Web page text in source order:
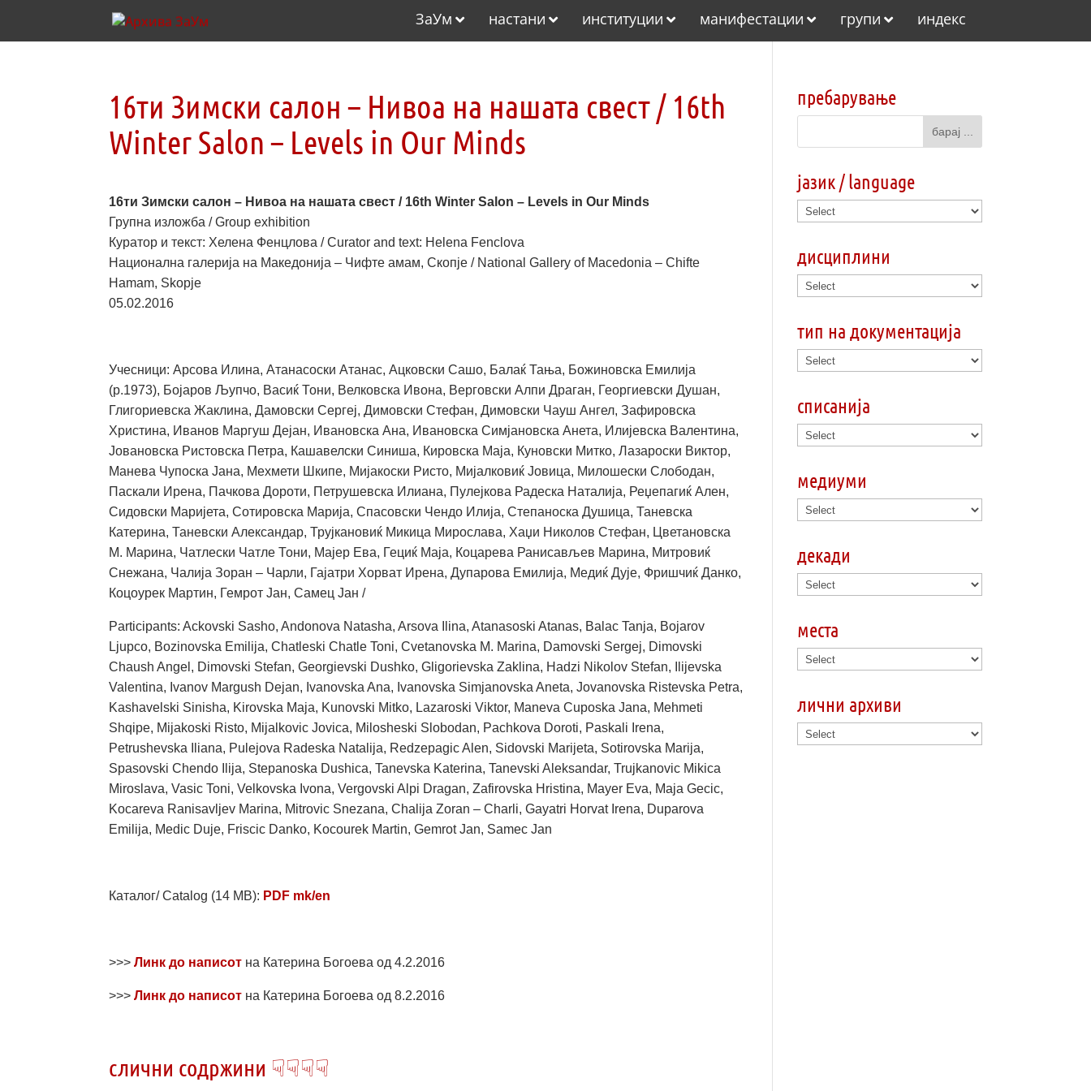
ЗаУм настани институции манифестации групи индекс
16ти Зимски салон – Нивоа на нашата свест / 16th
Winter Salon – Levels in Our Minds
16ти Зимски салон – Нивоа на нашата свест / 16th Winter Salon – Levels in Our Minds
Групна изложба / Group exhibition
Куратор и текст: Хелена Фенцлова / Curator and text: Helena Fenclova
Национална галерија на Македонија – Чифте амам, Скопје / National Gallery of Macedonia – Chifte
Нamam, Skopje
05.02.2016
Учесници: Арсова Илина, Атанасоски Атанас, Ацковски Сашо, Балаќ Тања, Божиновска Емилија
(р.1973), Бојаров Љупчо, Васиќ Тони, Велковска Ивона, Верговски Алпи Драган, Георгиевски Душан,
Глигориевска Жаклина, Дамовски Сергеј, Димовски Стефан, Димовски Чауш Ангел, Зафировска
Христина, Иванов Маргуш Дејан, Ивановска Ана, Ивановска Симјановска Анета, Илијевска Валентина,
Јовановска Ристовска Петра, Кашавелски Синиша, Кировска Маја, Куновски Митко, Лазароски Виктор,
Манева Чупоска Јана, Мехмети Шкипе, Мијакоски Ристо, Мијалковиќ Јовица, Милошески Слободан,
Паскали Ирена, Пачкова Дороти, Петрушевска Илиана, Пулејкова Радеска Наталија, Реџепагиќ Ален,
Сидовски Маријета, Сотировска Марија, Спасовски Чендо Илија, Степаноска Душица, Таневска
Катерина, Таневски Александар, Трујкановиќ Микица Мирослава, Хаџи Николов Стефан, Цветановска
М. Марина, Чатлески Чатле Тони, Мајер Ева, Гециќ Маја, Коцарева Ранисављев Марина, Митровиќ
Снежана, Чалија Зоран – Чарли, Гајатри Хорват Ирена, Дупарова Емилија, Медиќ Дује, Фришчиќ Данко,
Коцоурек Мартин, Гемрот Јан, Самец Јан /
Participants: Ackovski Sasho, Andonova Natasha, Arsova Ilina, Atanasoski Atanas, Balac Tanja, Bojarov
Ljupco, Bozinovska Emilija, Chatleski Chatle Toni, Cvetanovska M. Marina, Damovski Sergej, Dimovski
Chaush Angel, Dimovski Stefan, Georgievski Dushko, Gligorievska Zaklina, Hadzi Nikolov Stefan, Ilijevska
Valentina, Ivanov Margush Dejan, Ivanovska Ana, Ivanovska Simjanovska Aneta, Jovanovska Ristevska Petra,
Kashavelski Sinisha, Kirovska Maja, Kunovski Mitko, Lazaroski Viktor, Maneva Cuposka Jana, Mehmeti
Shqipe, Mijakoski Risto, Mijalkovic Jovica, Milosheski Slobodan, Pachkova Doroti, Paskali Irena,
Petrushevska Iliana, Pulejova Radeska Natalija, Redzepagic Alen, Sidovski Marijeta, Sotirovska Marija,
Spasovski Chendo Ilija, Stepanoska Dushica, Tanevska Katerina, Tanevski Aleksandar, Trujkanovic Mikica
Miroslava, Vasic Toni, Velkovska Ivona, Vergovski Alpi Dragan, Zafirovska Hristina, Mayer Eva, Maja Gecic,
Kocareva Ranisavljev Marina, Mitrovic Snezana, Chalija Zoran – Charli, Gayatri Horvat Irena, Duparova
Emilija, Medic Duje, Friscic Danko, Kocourek Martin, Gemrot Jan, Samec Jan
Каталог/ Catalog (14 MB): PDF mk/en
>>>Линк до написот на Катерина Богоева од 4.2.2016
>>>Линк до написот на Катерина Богоева од 8.2.2016
слични содржини ☟☟☟☟
пребарување
јазик / language
дисциплини
тип на документација
списанија
медиуми
декади
места
лични архиви